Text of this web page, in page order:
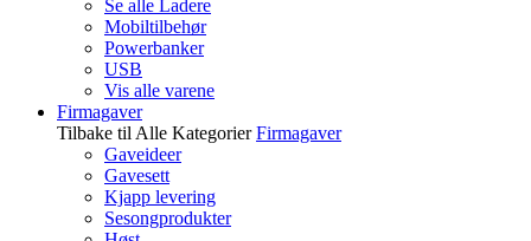
Se alle Ladere
Mobiltilbehør
Powerbanker
USB
Vis alle varene
Firmagaver
Tilbake til Alle Kategorier Firmagaver
Gaveideer
Gavesett
Kjapp levering
Sesongprodukter